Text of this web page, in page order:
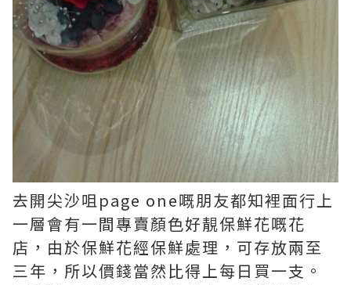
去開尖沙咀page one嘅朋友都知裡面行上
一層會有一間專賣顏色好靚保鮮花嘅花
店，由於保鮮花經保鮮處理，可存放兩至
三年，所以價錢當然比得上每日買一支。